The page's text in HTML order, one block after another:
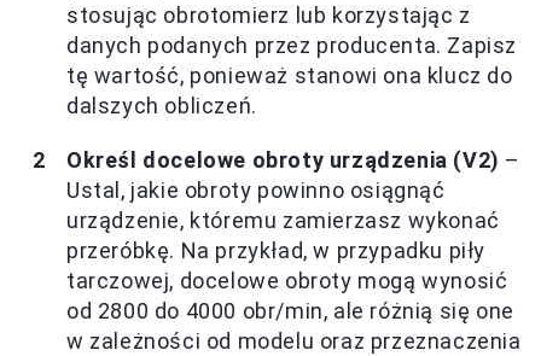
stosując obrotomierz lub korzystając z
danych podanych przez producenta. Zapisz
tę wartość, ponieważ stanowi ona klucz do
dalszych obliczeń.
Określ docelowe obroty urządzenia (V2) –
Ustal, jakie obroty powinno osiągnąć
urządzenie, któremu zamierzasz wykonać
przeróbkę. Na przykład, w przypadku piły
tarczowej, docelowe obroty mogą wynosić
od 2800 do 4000 obr/min, ale różnią się one
w zależności od modelu oraz przeznaczenia